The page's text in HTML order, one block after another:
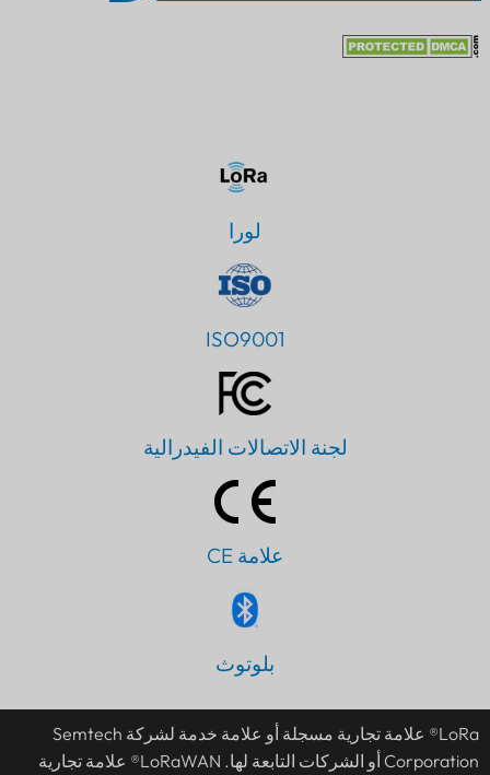
لورا
ISO9001
لجنة الاتصالات الفيدرالية
علامة CE
بلوتوث
LoRa® علامة تجارية مسجلة أو علامة خدمة لشركة Semtech
Corporation أو الشركات التابعة لها. LoRaWAN® علامة تجارية